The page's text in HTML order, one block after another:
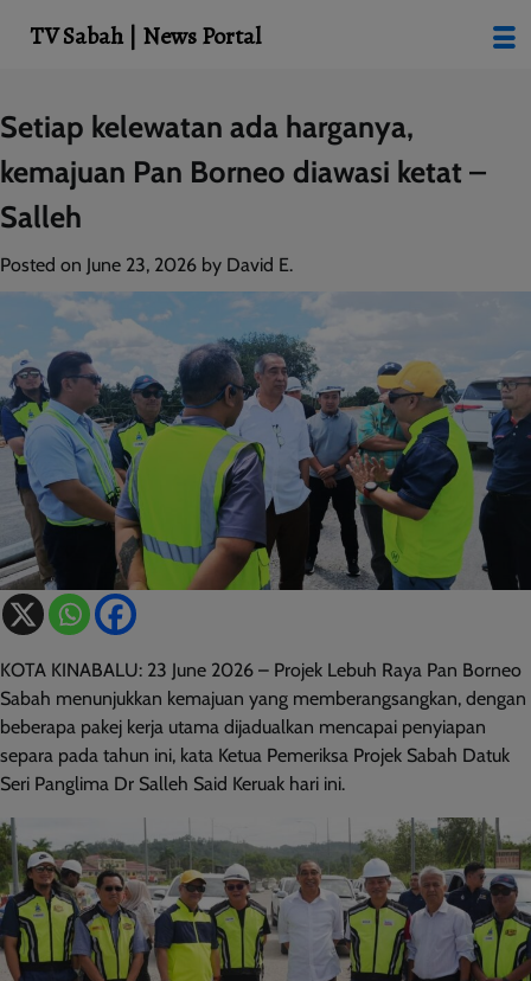
Skip
to
content
Setiap kelewatan ada harganya,
kemajuan Pan Borneo diawasi ketat –
Salleh
Posted on June 23, 2026 by David E.
KOTA KINABALU: 23 June 2026 – Projek Lebuh Raya Pan Borneo
Sabah menunjukkan kemajuan yang memberangsangkan, dengan
beberapa pakej kerja utama dijadualkan mencapai penyiapan
separa pada tahun ini, kata Ketua Pemeriksa Projek Sabah Datuk
Seri Panglima Dr Salleh Said Keruak hari ini.
TV Sabah | News Portal